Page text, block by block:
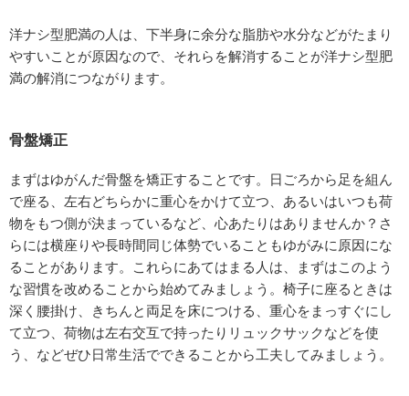
洋ナシ型肥満の人は、下半身に余分な脂肪や水分などがたまり
やすいことが原因なので、それらを解消することが洋ナシ型肥
満の解消につながります。
骨盤矯正
まずはゆがんだ骨盤を矯正することです。日ごろから足を組ん
で座る、左右どちらかに重心をかけて立つ、あるいはいつも荷
物をもつ側が決まっているなど、心あたりはありませんか？さ
らには横座りや長時間同じ体勢でいることもゆがみに原因にな
ることがあります。これらにあてはまる人は、まずはこのよう
な習慣を改めることから始めてみましょう。椅子に座るときは
深く腰掛け、きちんと両足を床につける、重心をまっすぐにし
て立つ、荷物は左右交互で持ったりリュックサックなどを使
う、などぜひ日常生活でできることから工夫してみましょう。